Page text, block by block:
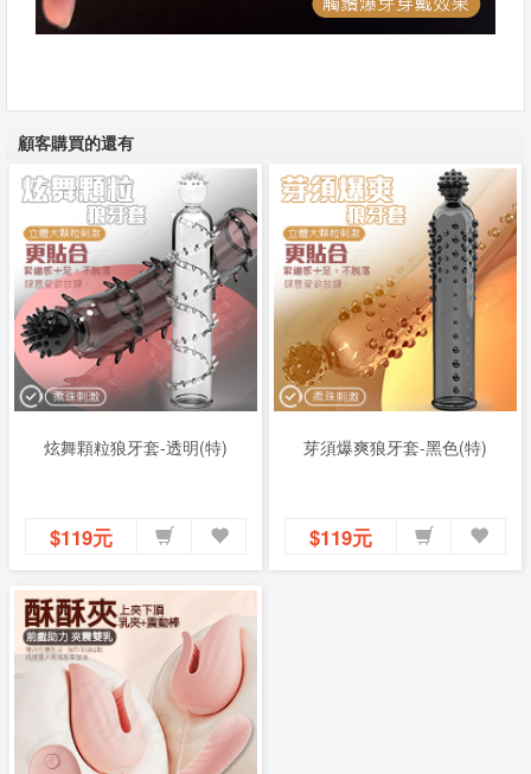
顧客購買的還有
炫舞顆粒狼牙套-透明(特)
$119元
芽須爆爽狼牙套-黑色(特)
$119元